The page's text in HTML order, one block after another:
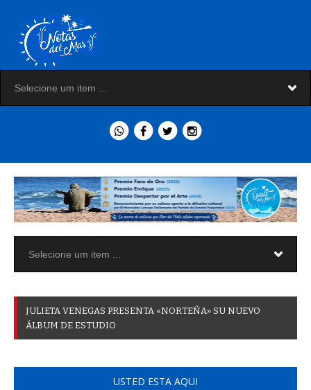
JULIETA VENEGAS PRESENTA «NORTEÑA» SU NUEVO
ÁLBUM DE ESTUDIO
USTED ESTA AQUI